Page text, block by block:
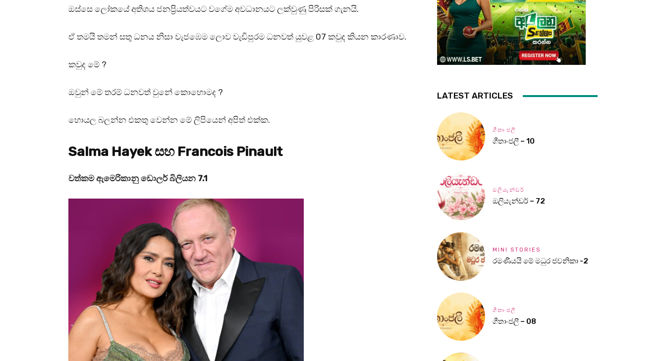
ඔස්සෙ ලෝකයේ අතිශය ජනප්‍රියත්වයට වගේම අවධානයට ලක්වුණු පිරිසක් ගැනයි.
ඒ තමයි තමන් සතු ධනය නිසා වැජඹෙම ලොව වැඩිපුරම ධනවත් යුවළ 07 කවුද කියන කාරණාව.
කවුද මේ ?
ඔවුන් මේ තරම් ධනවත් වුනේ කොහොමද ?
හොයල බලන්න එකතු වෙන්න මේ ලිපියෙන් අපිත් එක්ක.
Salma Hayek සහ Francois Pinault
වත්කම ඇමෙරිකානු ඩොලර් බිලියන 7.1
LATEST ARTICLES
ගීතාංජලී
ගීතාංජලී – 10
ඔලියැන්ඩර්
ඔලියැන්ඩර් – 72
MINI STORIES
රමණීයයි මේ මධුර ජවනිකා -2
ගීතාංජලී
ගීතාංජලී – 08